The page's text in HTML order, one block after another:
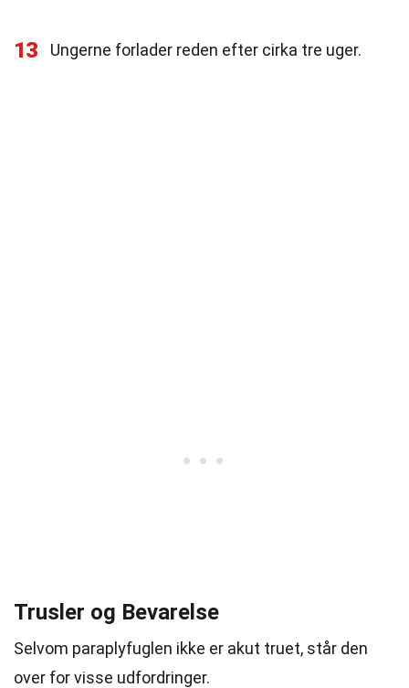
13 Ungerne forlader reden efter cirka tre uger.
Trusler og Bevarelse
Selvom paraplyfuglen ikke er akut truet, står den
over for visse udfordringer.